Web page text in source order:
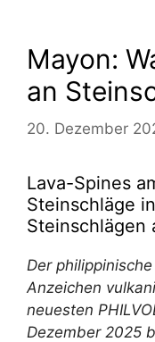
Mayon:
an
20. Dezember
Lava-Spines
Steinschläge
Steinschlägen
Der philippinische
Anzeichen
neuesten
Dezember 2025